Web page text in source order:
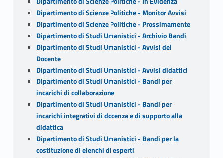
Dipartimento di Scienze Politiche - Monitor Avvisi
Dipartimento di Scienze Politiche - Prossimamente
Dipartimento di Studi Umanistici - Archivio Bandi
Dipartimento di Studi Umanistici - Avvisi del
Docente
Dipartimento di Studi Umanistici - Avvisi didattici
Dipartimento di Studi Umanistici - Bandi per
incarichi di collaborazione
Dipartimento di Studi Umanistici - Bandi per
incarichi integrativi di docenza e di supporto alla
didattica
Dipartimento di Studi Umanistici - Bandi per la
costituzione di elenchi di esperti